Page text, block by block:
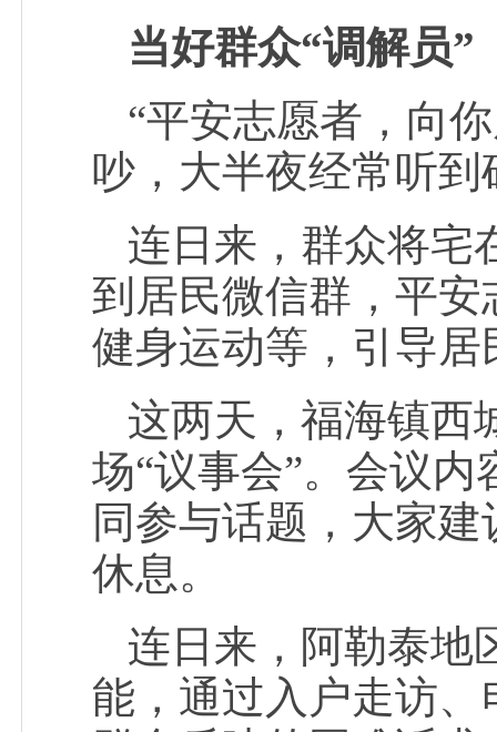
当好群众“调解员”
“平安志愿者，向
吵，大半夜经常听
连日来，群众将宅
到居民微信群，平
健身运动等，引导居
这两天，福海镇西
场“议事会”。会议
同参与话题，大家
休息。
连日来，阿勒泰地
能，通过入户走访